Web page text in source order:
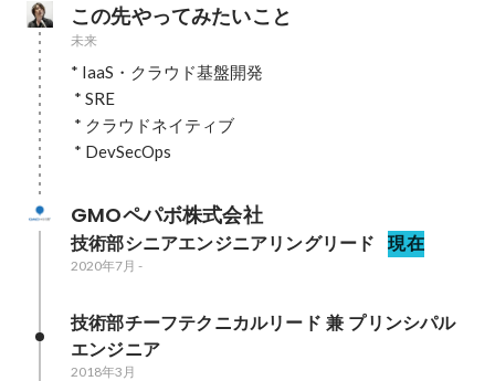
この先やってみたいこと
未来
* IaaS・クラウド基盤開発
* DevSecOps
GMOペパボ株式会社
技術部シニアエンジニアリングリード 現在
2020年7月 -
技術部チーフテクニカルリード 兼 プリンシパル
エンジニア
2018年3月